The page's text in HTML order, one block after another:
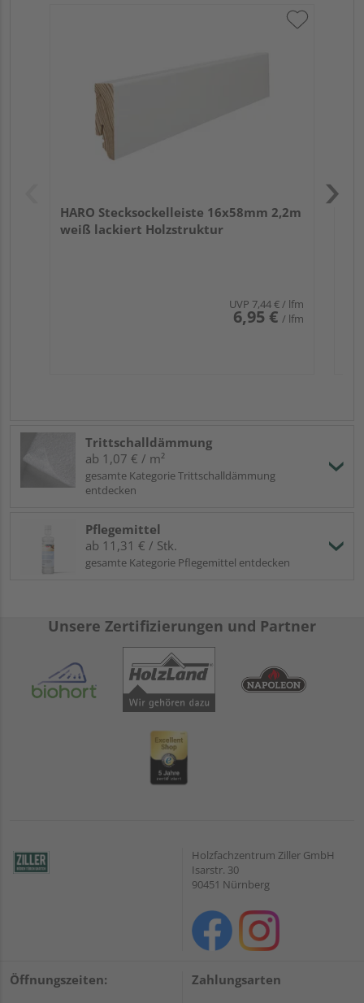
HARO Stecksockelleiste 16x58mm 2,2m
weiß lackiert Holzstruktur
UVP 7,44 €/ lfm
6,95 € / lfm
Trittschalldämmung
ab 1,07 € / m²
gesamte Kategorie Trittschalldämmung
entdecken
Pflegemittel
ab 11,31 € / Stk.
gesamte Kategorie Pflegemittel entdecken
Unsere Zertifizierungen und Partner
Holzfachzentrum Ziller GmbH
Isarstr. 30
90451 Nürnberg
Öffnungszeiten: Zahlungsarten